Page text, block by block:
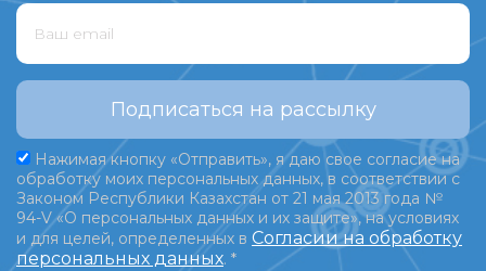
Подписаться на рассылку
Нажимая кнопку «Отправить», я даю свое согласие на
обработку моих персональных данных, в соответствии с
Законом Республики Казахстан от 21 мая 2013 года №
94-V «О персональных данных и их защите», на условиях
и для целей, определенных в Согласии на обработку
персональных данных. *